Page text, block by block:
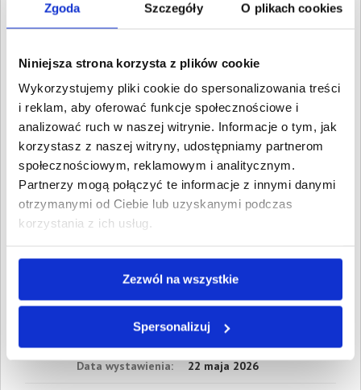
Zgoda Szczegóły O plikach cookies
Niniejsza strona korzysta z plików cookie
Wykorzystujemy pliki cookie do spersonalizowania treści
i reklam, aby oferować funkcje społecznościowe i
analizować ruch w naszej witrynie. Informacje o tym, jak
korzystasz z naszej witryny, udostępniamy partnerom
społecznościowym, reklamowym i analitycznym.
Partnerzy mogą połączyć te informacje z innymi danymi
otrzymanymi od Ciebie lub uzyskanymi podczas
korzystania z ich usług.
Zezwól na wszystkie
Spersonalizuj
REGON:
524628974
KRS:0001022784
Roszczenia:
1. Cywilne
Wartość:56 181,66 PLN
Data wymagalności: 9
sierpnia 2024
W sumie: Wartość:56 181,66 PLN
Koszty sądowe:6 103,39 PLN
Spłacono:
Prawomocny nakaz
wyrok sądu z dnia:
22 maja 2026
Data wystawienia: 22 maja 2026